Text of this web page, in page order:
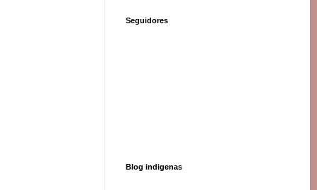
Seguidores
Blog indigenas